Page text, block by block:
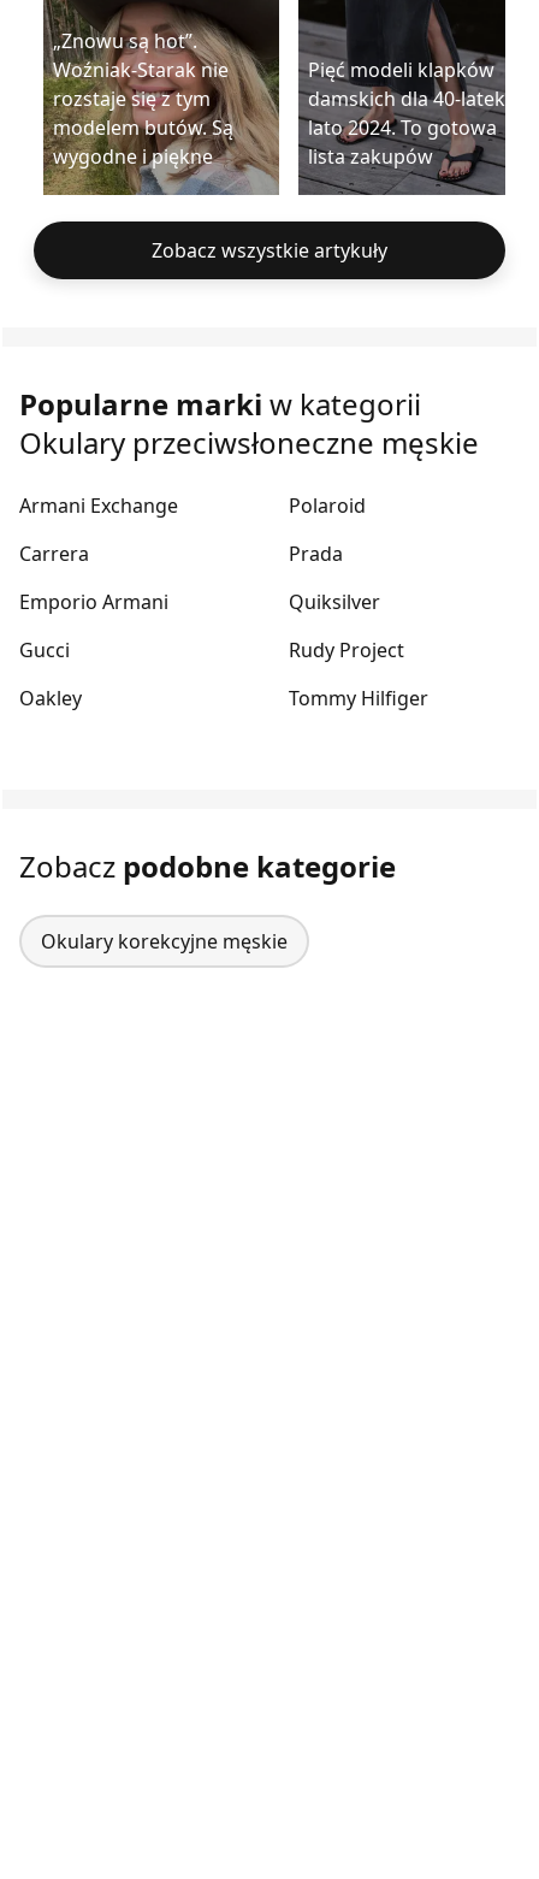
„Znowu są hot”.
Woźniak-Starak nie
rozstaje się z tym
modelem butów. Są
wygodne i piękne
Pięć modeli klapków
damskich dla 40-latek na
lato 2024. To gotowa
lista zakupów
Zobacz wszystkie artykuły
Popularne marki w kategorii
Okulary przeciwsłoneczne męskie
Armani Exchange
Carrera
Emporio Armani
Gucci
Oakley
Polaroid
Prada
Quiksilver
Rudy Project
Tommy Hilfiger
Zobacz podobne kategorie
Okulary korekcyjne męskie